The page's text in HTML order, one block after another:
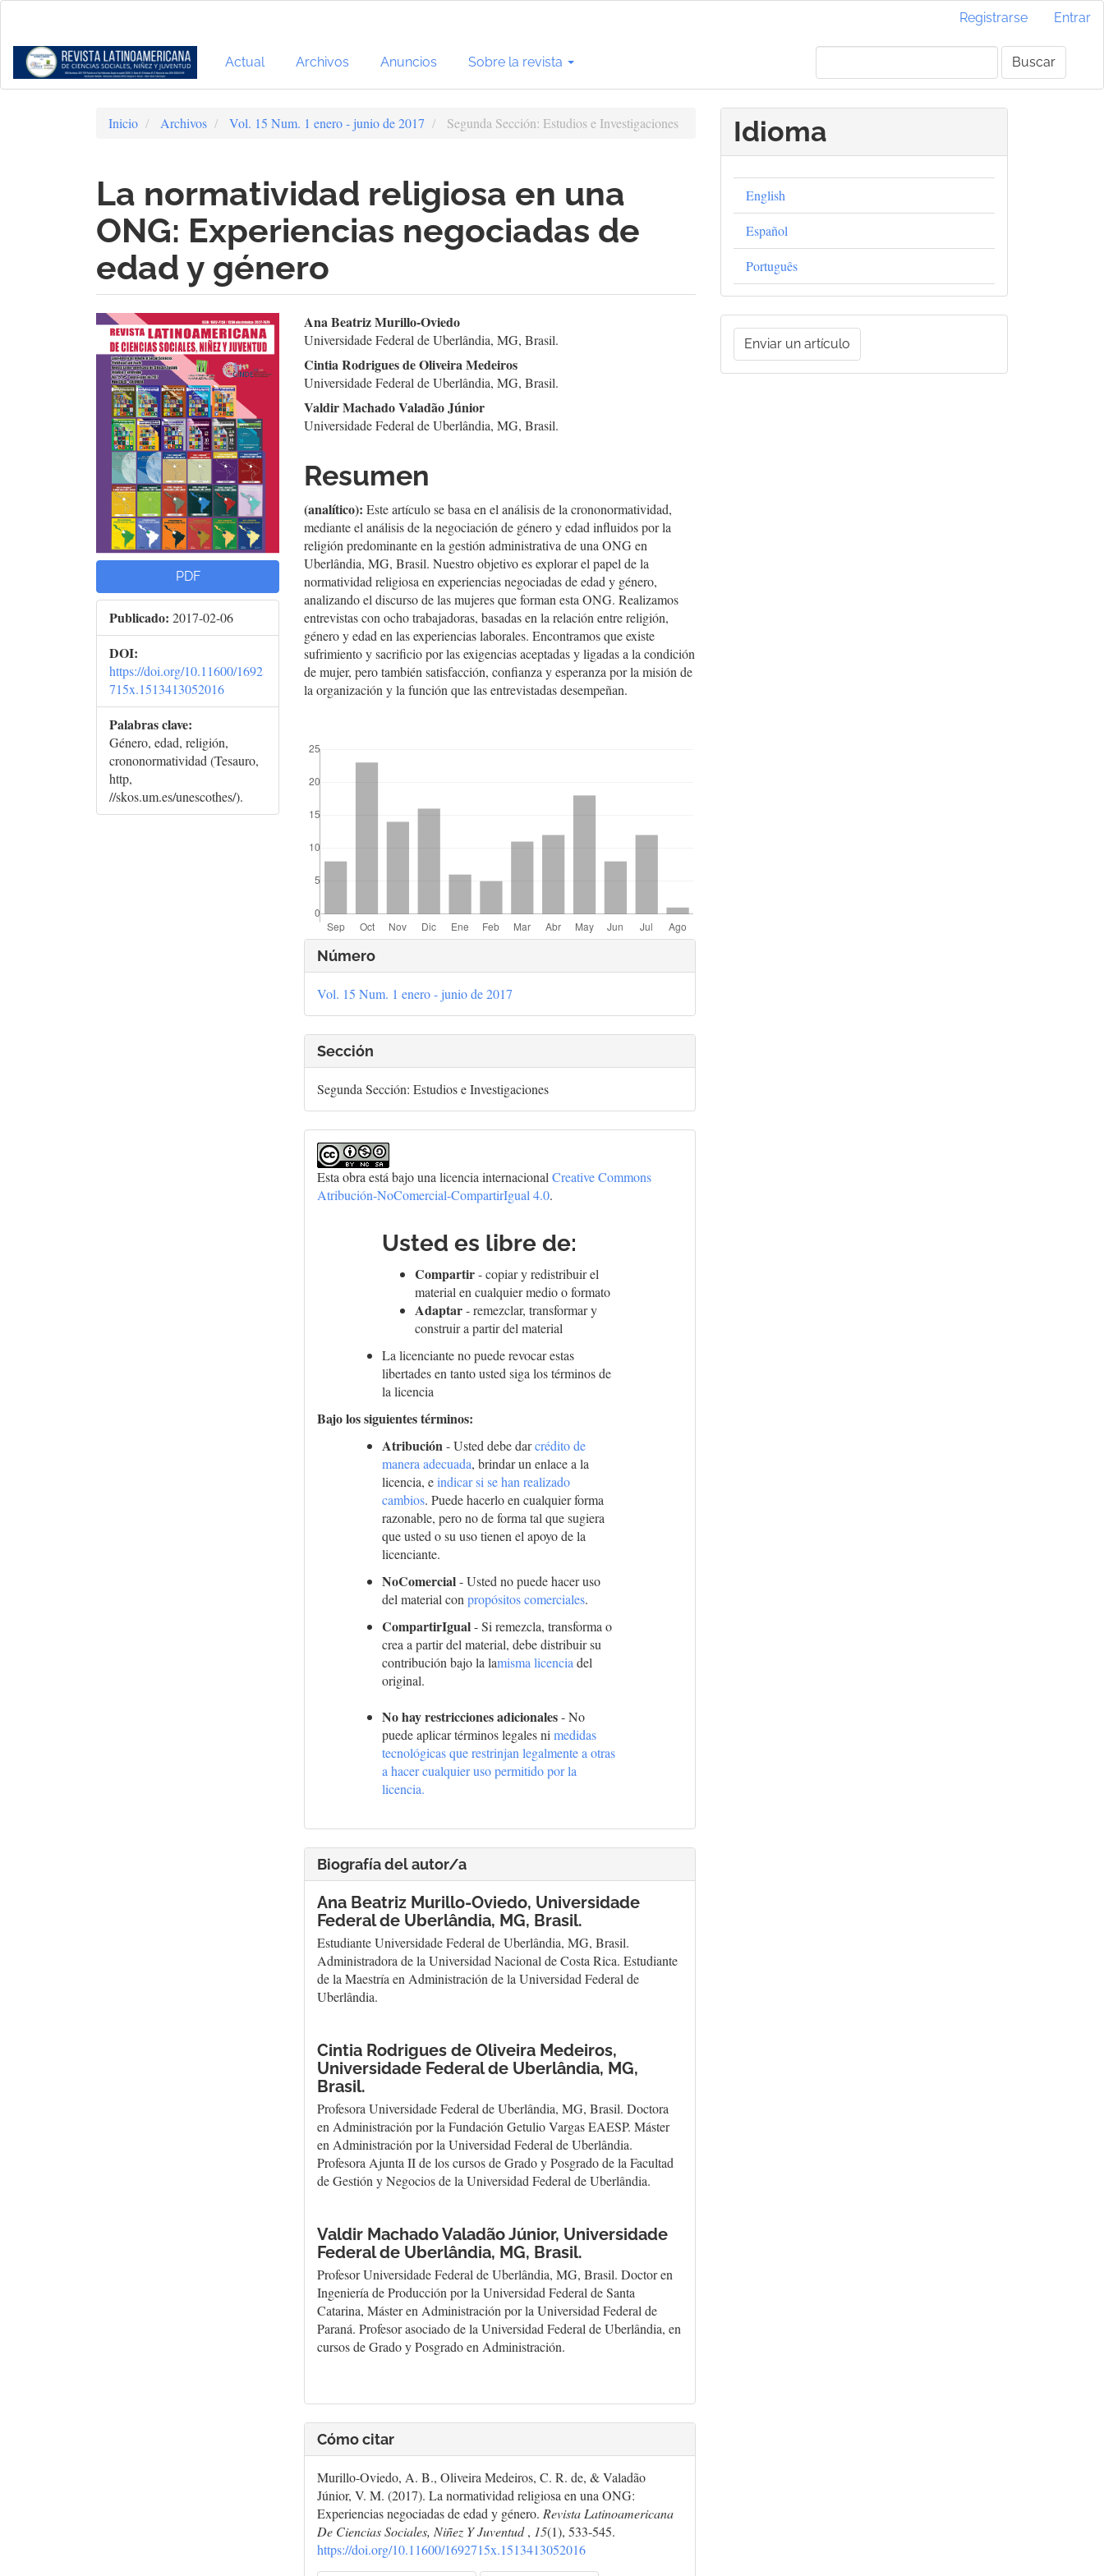
Contenido
principal
Barra
Registrarse Entrar
Actual Archivos Anuncios Sobre la revista Buscar
Inicio Archivos Vol. 15 Num. 1 enero - junio de 2017 Segunda Sección: Estudios e Investigaciones
La normatividad religiosa en una
ONG: Experiencias negociadas de
edad y género
Barra
lateral
del
artículo
PDF
Publicado: 2017-02-06
DOI:
https://doi.org/10.11600/1692
715x.1513413052016
Palabras clave:
Género, edad, religión,
crononormatividad (Tesauro,
http,
//skos.um.es/unescothes/).
Contenido
principal
del
artículo
Ana Beatriz Murillo-Oviedo
Universidade Federal de Uberlândia, MG, Brasil.
Cintia Rodrigues de Oliveira Medeiros
Universidade Federal de Uberlândia, MG, Brasil.
Valdir Machado Valadão Júnior
Universidade Federal de Uberlândia, MG, Brasil.
Resumen
(analítico):Este artículo se basa en el análisis de la crononormatividad,
mediante el análisis de la negociación de género y edad influidos por la
religión predominante en la gestión administrativa de una ONG en
Uberlândia, MG, Brasil. Nuestro objetivo es explorar el papel de la
normatividad religiosa en experiencias negociadas de edad y género,
analizando el discurso de las mujeres que forman esta ONG. Realizamos
entrevistas con ocho trabajadoras, basadas en la relación entre religión,
género y edad en las experiencias laborales. Encontramos que existe
sufrimiento y sacrificio por las exigencias aceptadas y ligadas a la condición
de mujer, pero también satisfacción, confianza y esperanza por la misión de
la organización y la función que las entrevistadas desempeñan.
Detalles
del
artículo
Número
Vol. 15 Num. 1 enero - junio de 2017
Sección
Segunda Sección: Estudios e Investigaciones
Esta obra está bajo una licencia internacionalCreative Commons
Atribución-NoComercial-CompartirIgual 4.0.
Usted es libre de:
Compartir- copiar y redistribuir el
material en cualquier medio o formato
Adaptar- remezclar, transformar y
construir a partir del material
La licenciante no puede revocar estas
libertades en tanto usted siga los términos de
la licencia
Bajo los siguientes términos:
Atribución- Usted debe darcrédito de
manera adecuada, brindar un enlace a la
licencia, eindicar si se han realizado
cambios. Puede hacerlo en cualquier forma
razonable, pero no de forma tal que sugiera
que usted o su uso tienen el apoyo de la
licenciante.
NoComercial- Usted no puede hacer uso
del material conpropósitos comerciales.
CompartirIgual- Si remezcla, transforma o
crea a partir del material, debe distribuir su
contribución bajo la lamisma licencia del
original.
No hay restricciones adicionales- No
puede aplicar términos legales nimedidas
tecnológicas que restrinjan legalmente a otras
a hacer cualquier uso permitido por la
licencia.
Biografía del autor/a
Ana Beatriz Murillo-Oviedo, Universidade
Federal de Uberlândia, MG, Brasil.
Estudiante Universidade Federal de Uberlândia, MG, Brasil.
Administradora de la Universidad Nacional de Costa Rica. Estudiante
de la Maestría en Administración de la Universidad Federal de
Uberlândia.
Cintia Rodrigues de Oliveira Medeiros,
Universidade Federal de Uberlândia, MG,
Brasil.
Profesora Universidade Federal de Uberlândia, MG, Brasil. Doctora
en Administración por la Fundación Getulio Vargas EAESP. Máster
en Administración por la Universidad Federal de Uberlândia.
Profesora Ajunta II de los cursos de Grado y Posgrado de la Facultad
de Gestión y Negocios de la Universidad Federal de Uberlândia.
Valdir Machado Valadão Júnior, Universidade
Federal de Uberlândia, MG, Brasil.
Profesor Universidade Federal de Uberlândia, MG, Brasil. Doctor en
Ingeniería de Producción por la Universidad Federal de Santa
Catarina, Máster en Administración por la Universidad Federal de
Paraná. Profesor asociado de la Universidad Federal de Uberlândia, en
cursos de Grado y Posgrado en Administración.
Cómo citar
Murillo-Oviedo, A. B., Oliveira Medeiros, C. R. de, & Valadão
Júnior, V. M. (2017). La normatividad religiosa en una ONG:
Experiencias negociadas de edad y género. Revista Latinoamericana
De Ciencias Sociales, Niñez Y Juventud, 15(1), 533-545.
https://doi.org/10.11600/1692715x.1513413052016
Idioma
English
Español
Português
Enviar
unEnviar un artículo